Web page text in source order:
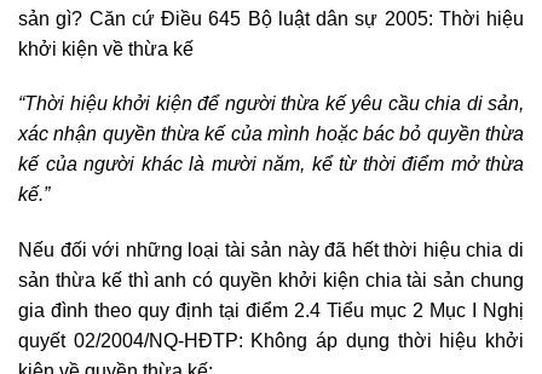
sản gì? Căn cứ Điều 645 Bộ luật dân sự 2005: Thời hiệu
khởi kiện về thừa kế
“Thời hiệu khởi kiện để người thừa kế yêu cầu chia di sản,
xác nhận quyền thừa kế của mình hoặc bác bỏ quyền thừa
kế của người khác là mười năm, kể từ thời điểm mở thừa
kế.”
Nếu đối với những loại tài sản này đã hết thời hiệu chia di
sản thừa kế thì anh có quyền khởi kiện chia tài sản chung
gia đình theo quy định tại điểm 2.4 Tiểu mục 2 Mục I Nghị
quyết 02/2004/NQ-HĐTP: Không áp dụng thời hiệu khởi